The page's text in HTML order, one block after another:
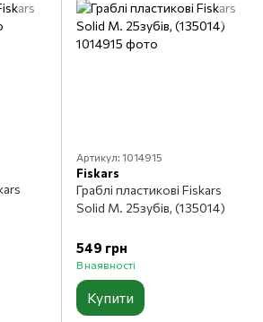
Артикул: 1014915
Fiskars
Граблі пластикові Fiskars
Solid M. 25зубів, (135014)
549 грн
В наявності
Купити